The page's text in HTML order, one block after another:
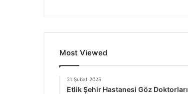
Most Viewed
21 Şubat 2025
Etlik Şehir Hastanesi Göz Doktorları